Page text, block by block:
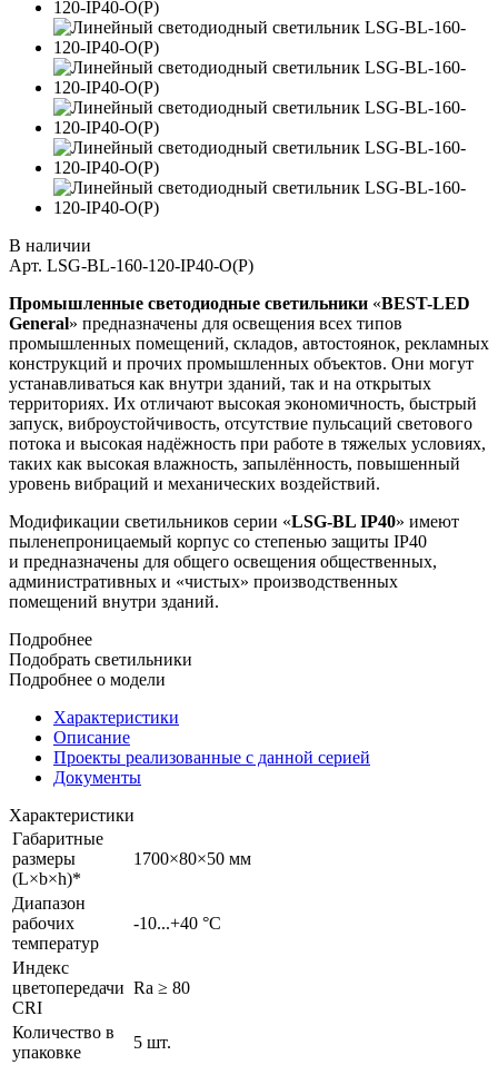
В наличии
Арт. LSG-BL-160-120-IP40-О(Р)
Промышленные светодиодные светильники «BEST-LED
General» предназначены для освещения всех типов
промышленных помещений, складов, автостоянок, рекламных
конструкций и прочих промышленных объектов. Они могут
устанавливаться как внутри зданий, так и на открытых
территориях. Их отличают высокая экономичность, быстрый
запуск, виброустойчивость, отсутствие пульсаций светового
потока и высокая надёжность при работе в тяжелых условиях,
таких как высокая влажность, запылённость, повышенный
уровень вибраций и механических воздействий.
Модификации светильников серии «LSG-BL IP40» имеют
пыленепроницаемый корпус со степенью защиты IP40
и предназначены для общего освещения общественных,
административных и «чистых» производственных
помещений внутри зданий.
Подробнее
Подобрать светильники
Подробнее о модели
Характеристики
Описание
Проекты реализованные с данной серией
Документы
Характеристики
Габаритные
размеры
(L×b×h)*
1700×80×50 мм
Диапазон
рабочих
температур
-10...+40 °С
Индекс
цветопередачи
CRI
Ra ≥ 80
Количество в
упаковке
5 шт.